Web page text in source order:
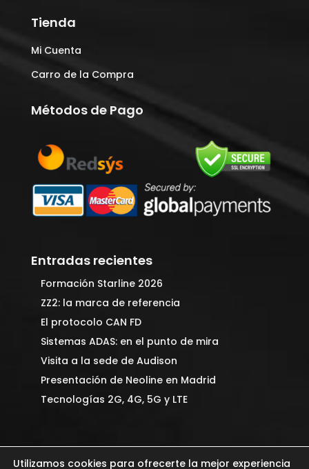
Tienda
Mi Cuenta
Carro de la Compra
Métodos de Pago
Entradas recientes
Formación Starline 2026
ZZ2: la marca de referencia
El protocolo CAN FD
Sistemas ADAS: en el punto de mira
Visita a la sede de Audison
Presentación de Neoline en Madrid
Tecnologías 2G, 4G, 5G y LTE
Utilizamos cookies para ofrecerte la mejor experiencia